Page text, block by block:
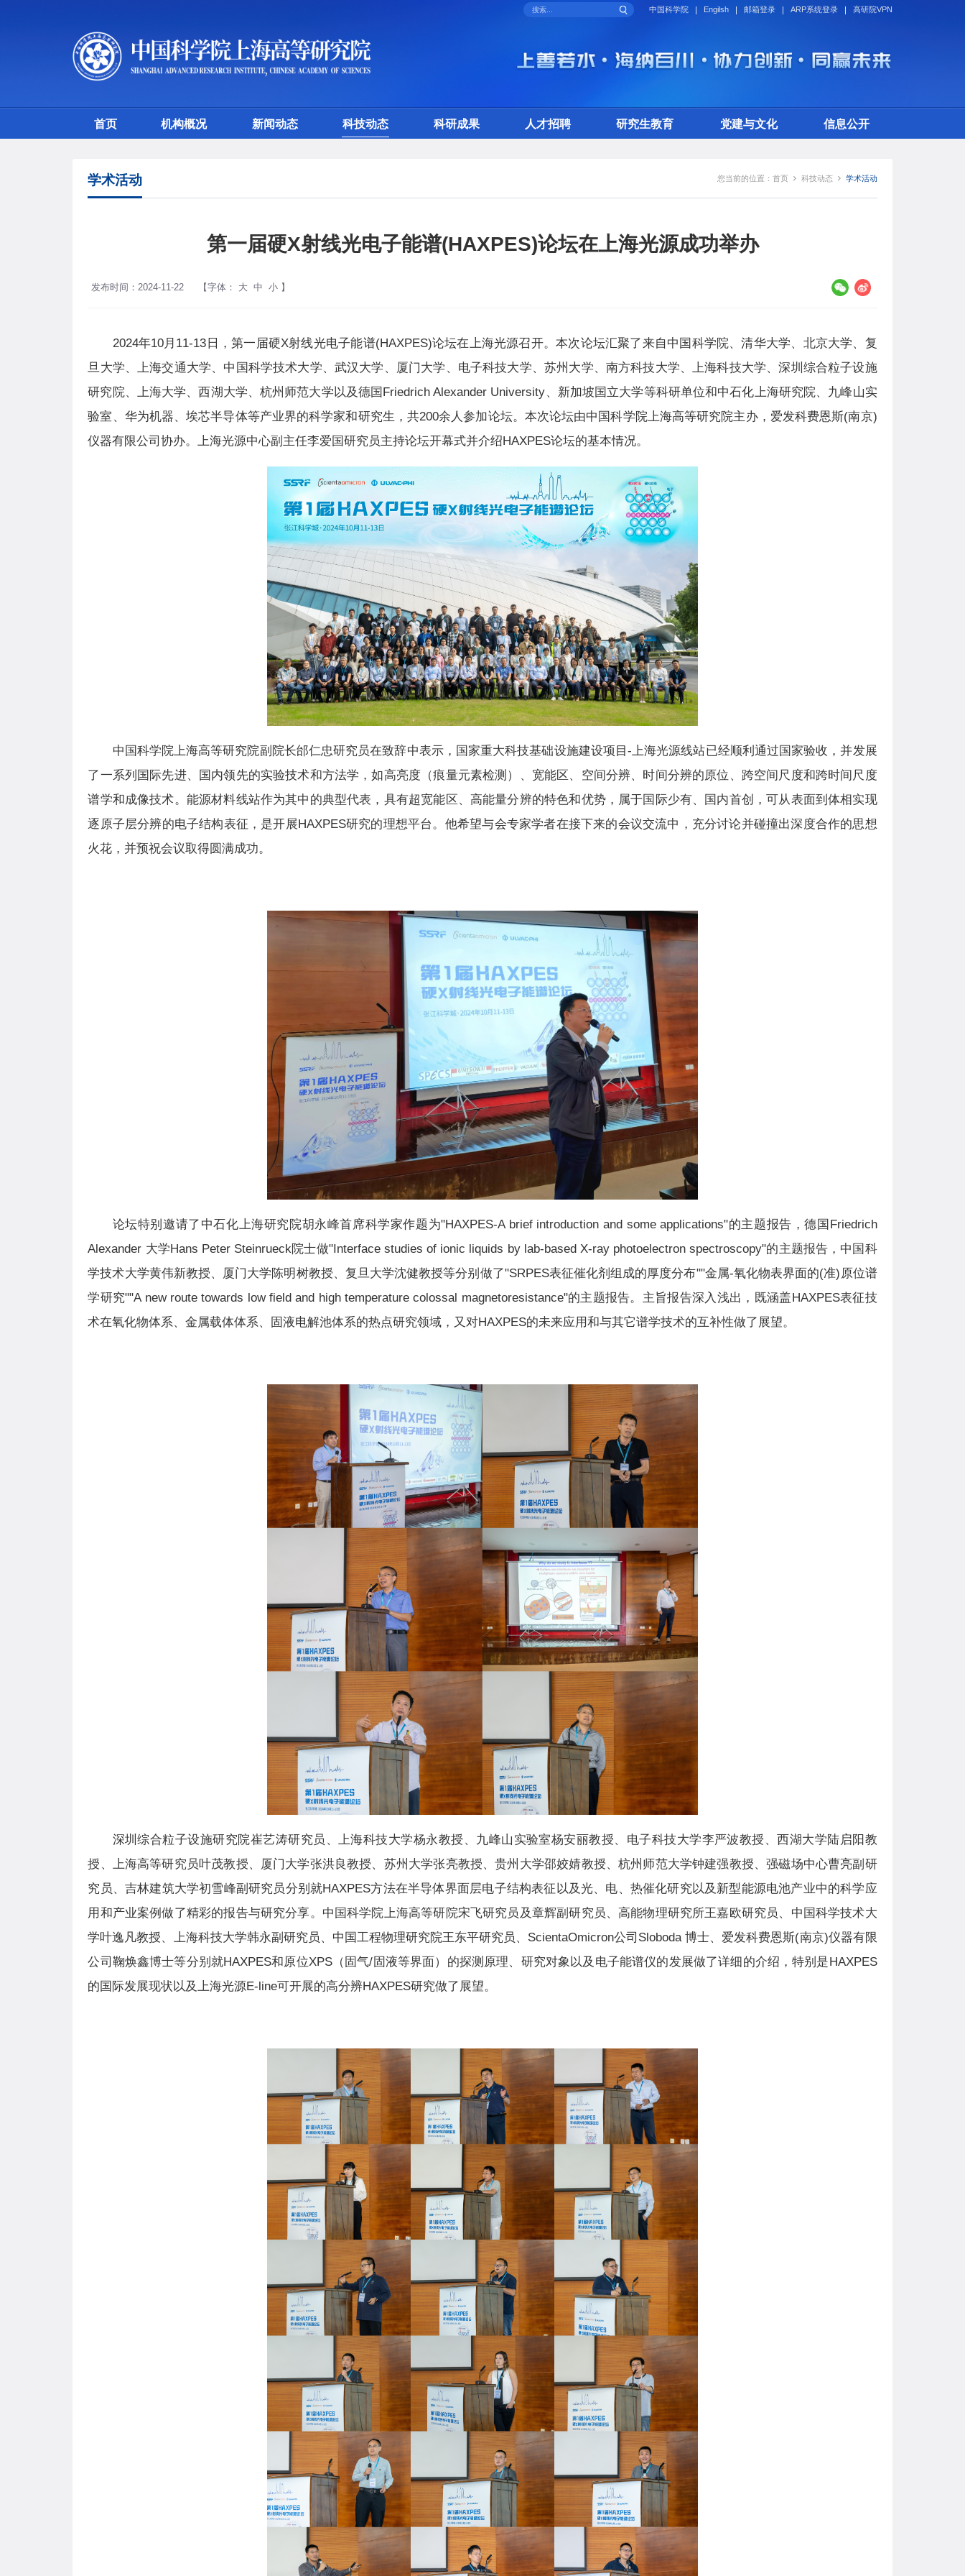
中国科学院 Engilsh 邮箱登录 ARP系统登录 高研院VPN
首页 机构概况 新闻动态 科技动态 科研成果 人才招聘 研究生教育 党建与文化 信息公开
学术活动 您当前的位置： 首页 科技动态 学术活动
第一届硬X射线光电子能谱(HAXPES)论坛在上海光源成功举办
发布时间：2024-11-22 【字体： 大 中 小】
2024年10月11-13日，第一届硬X射线光电子能谱(HAXPES)论坛在上海光源召开。本次论坛汇聚了来自中国科学院、清华大学、北京大学、复
旦大学、上海交通大学、中国科学技术大学、武汉大学、厦门大学、电子科技大学、苏州大学、南方科技大学、上海科技大学、深圳综合粒子设施
研究院、上海大学、西湖大学、杭州师范大学以及德国Friedrich Alexander University、新加坡国立大学等科研单位和中石化上海研究院、九峰山实
验室、华为机器、埃芯半导体等产业界的科学家和研究生，共200余人参加论坛。本次论坛由中国科学院上海高等研究院主办，爱发科费恩斯(南京)
仪器有限公司协办。上海光源中心副主任李爱国研究员主持论坛开幕式并介绍HAXPES论坛的基本情况。
中国科学院上海高等研究院副院长邰仁忠研究员在致辞中表示，国家重大科技基础设施建设项目-上海光源线站已经顺利通过国家验收，并发展
了一系列国际先进、国内领先的实验技术和方法学，如高亮度（痕量元素检测）、宽能区、空间分辨、时间分辨的原位、跨空间尺度和跨时间尺度
谱学和成像技术。能源材料线站作为其中的典型代表，具有超宽能区、高能量分辨的特色和优势，属于国际少有、国内首创，可从表面到体相实现
逐原子层分辨的电子结构表征，是开展HAXPES研究的理想平台。他希望与会专家学者在接下来的会议交流中，充分讨论并碰撞出深度合作的思想
火花，并预祝会议取得圆满成功。
论坛特别邀请了中石化上海研究院胡永峰首席科学家作题为"HAXPES-A brief introduction and some applications"的主题报告，德国Friedrich
Alexander 大学Hans Peter Steinrueck院士做"Interface studies of ionic liquids by lab-based X-ray photoelectron spectroscopy"的主题报告，中国科
学技术大学黄伟新教授、厦门大学陈明树教授、复旦大学沈健教授等分别做了"SRPES表征催化剂组成的厚度分布""金属-氧化物表界面的(准)原位谱
学研究""A new route towards low field and high temperature colossal magnetoresistance"的主题报告。主旨报告深入浅出，既涵盖HAXPES表征技
术在氧化物体系、金属载体体系、固液电解池体系的热点研究领域，又对HAXPES的未来应用和与其它谱学技术的互补性做了展望。
深圳综合粒子设施研究院崔艺涛研究员、上海科技大学杨永教授、九峰山实验室杨安丽教授、电子科技大学李严波教授、西湖大学陆启阳教
授、上海高等研究员叶茂教授、厦门大学张洪良教授、苏州大学张亮教授、贵州大学邵姣婧教授、杭州师范大学钟建强教授、强磁场中心曹亮副研
究员、吉林建筑大学初雪峰副研究员分别就HAXPES方法在半导体界面层电子结构表征以及光、电、热催化研究以及新型能源电池产业中的科学应
用和产业案例做了精彩的报告与研究分享。中国科学院上海高等研院宋飞研究员及章辉副研究员、高能物理研究所王嘉欧研究员、中国科学技术大
学叶逸凡教授、上海科技大学韩永副研究员、中国工程物理研究院王东平研究员、ScientaOmicron公司Sloboda 博士、爱发科费恩斯(南京)仪器有限
公司鞠焕鑫博士等分别就HAXPES和原位XPS（固气/固液等界面）的探测原理、研究对象以及电子能谱仪的发展做了详细的介绍，特别是HAXPES
的国际发展现状以及上海光源E-line可开展的高分辨HAXPES研究做了展望。